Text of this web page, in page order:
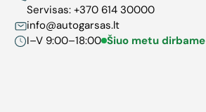
Servisas: +370 614 30000
info@autogarsas.lt
I–V 9:00–18:00 Šiuo metu dirbame